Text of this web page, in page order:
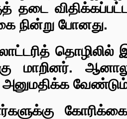
தடை
நின்று போனது.
மாறினர்.
வேண்டும்